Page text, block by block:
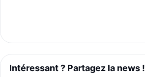
Intéressant ? Partagez la news !